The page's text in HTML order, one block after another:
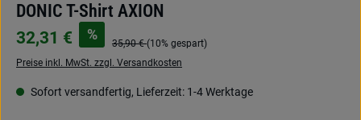
DONIC T-Shirt AXION
32,31 € %
35,90 €(10% gespart)
Preise inkl. MwSt. zzgl. Versandkosten
Sofort versandfertig, Lieferzeit: 1-4 Werktage